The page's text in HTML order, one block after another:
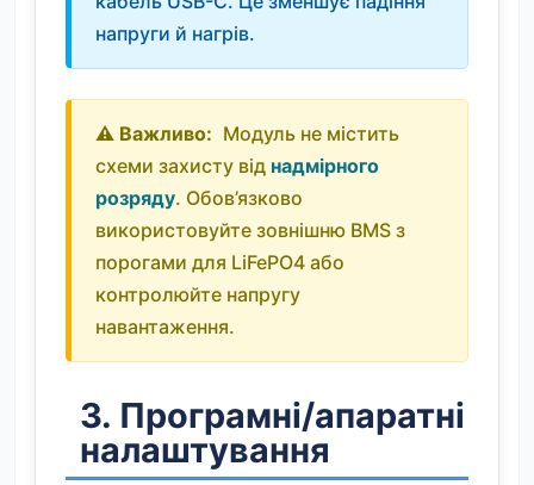
напруги й нагрів.
Модуль не містить
схеми захисту від надмірного
розряду. Обов’язково
використовуйте зовнішню BMS з
порогами для LiFePO4 або
контролюйте напругу
навантаження.
3. Програмні/апаратні
налаштування